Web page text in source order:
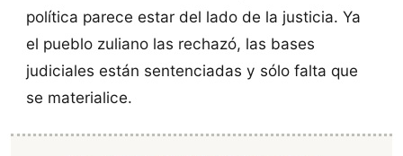
política parece estar del lado de la justicia. Ya
el pueblo zuliano las rechazó, las bases
judiciales están sentenciadas y sólo falta que
se materialice.